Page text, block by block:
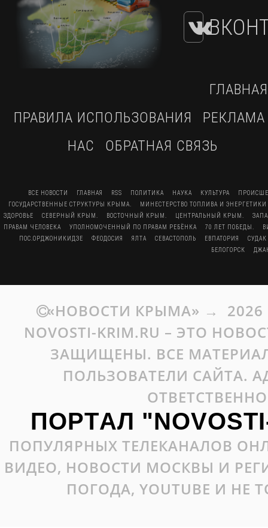
ГЛАВНАЯ
ПРАВИЛА ИСПОЛЬЗОВАНИЯ
РЕКЛАМА
НАС
ОБРАТНАЯ СВЯЗЬ
ВСЕ НОВОСТИ ГЛАВНАЯ RSS ПОЛИТИКА НАУКА КУЛЬТУРА
ГОСУДАРСТВЕННЫЕ СТРУКТУРЫ КРЫМА.
МИНЕСТЕРСТВО ТОПЛИВА И
ЗДОРОВЬЕ
СЕВЕРНЫЙ КРЫМ. ВОСТОЧНЫЙ КРЫМ. ЦЕНТРАЛЬНЫЙ КРЫМ.
ПРАВАМ ЧЕЛОВЕКА
УПОЛНОМОЧЕННЫЙ ПО ПРАВАМ РЕБЁНКА 70 ЛЕТ ПОБЕДЫ.
ПОС.ОРДЖОНИКИДЗЕ
ФЕОДОСИЯ ЯЛТА СЕВАСТОПОЛЬ ЕВПАТОРИЯ
СУДАК
БЕЛОГОРСК
«НОВОСТИ КРЫМА» → 2026
NOVOSTI-KRIM.RU – ЭТО
ЗАЩИЩЕНЫ. ВСЕ
ПОЛЬЗОВАТЕЛИ САЙТА.
ПОРТАЛ
ПОПУЛЯРНЫХ ТЕЛЕКАНАЛОВ
ВИДЕО, НОВОСТИ МОСКВЫ И
ПОГОДА, YOUTUBE И